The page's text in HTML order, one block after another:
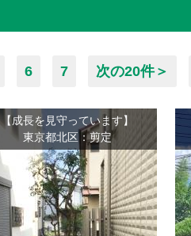
6 7 次の20件＞
【成長を見守っています】
東京都北区：剪定